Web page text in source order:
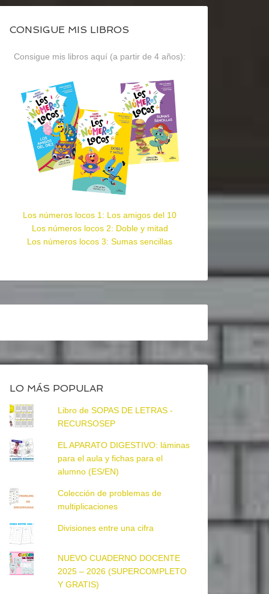
CONSIGUE MIS LIBROS
Consigue mis libros aquí (a partir de 4 años):
Los números locos 1: Los amigos del 10
Los números locos 2: Doble y mitad
Los números locos 3: Sumas sencillas
LO MÁS POPULAR
Libro de SOPAS DE LETRAS -
RECURSOSEP
EL APARATO DIGESTIVO: láminas
para el aula y fichas para el
alumno (ES/EN)
Colección de problemas de
multiplicaciones
Divisiones entre una cifra
NUEVO CUADERNO DOCENTE
2025 – 2026 (SUPERCOMPLETO
Y GRATIS)